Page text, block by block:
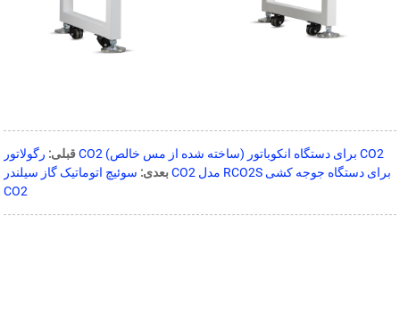
قبلی:
رگولاتور CO2 (ساخته شده از مس خالص) برای دستگاه انکوباتور CO2
بعدی: سوئیچ اتوماتیک گاز سیلندر CO2 مدل RCO2S برای دستگاه جوجه کشی
CO2